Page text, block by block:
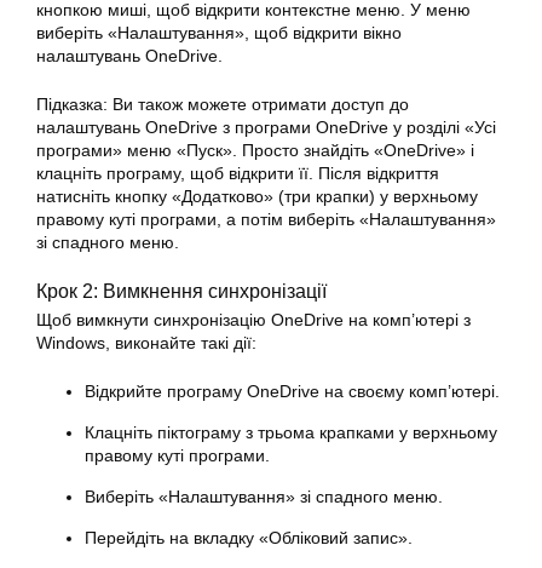
кнопкою миші, щоб відкрити контекстне меню. У меню
виберіть «Налаштування», щоб відкрити вікно
налаштувань OneDrive.
Підказка: Ви також можете отримати доступ до
налаштувань OneDrive з програми OneDrive у розділі «Усі
програми» меню «Пуск». Просто знайдіть «OneDrive» і
клацніть програму, щоб відкрити її. Після відкриття
натисніть кнопку «Додатково» (три крапки) у верхньому
правому куті програми, а потім виберіть «Налаштування»
зі спадного меню.
Крок 2: Вимкнення синхронізації
Щоб вимкнути синхронізацію OneDrive на комп’ютері з
Windows, виконайте такі дії:
Відкрийте програму OneDrive на своєму комп’ютері.
Клацніть піктограму з трьома крапками у верхньому
правому куті програми.
Виберіть «Налаштування» зі спадного меню.
Перейдіть на вкладку «Обліковий запис».